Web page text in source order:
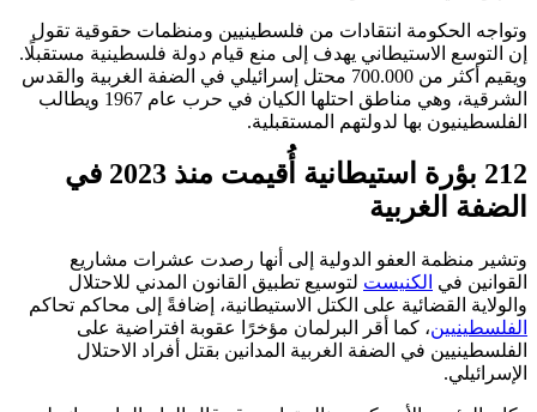
وتواجه الحكومة انتقادات من فلسطينيين ومنظمات حقوقية تقول
إن التوسع الاستيطاني يهدف إلى منع قيام دولة فلسطينية مستقبلًا.
ويقيم أكثر من 700.000 محتل إسرائيلي في الضفة الغربية والقدس
الشرقية، وهي مناطق احتلها الكيان في حرب عام 1967 ويطالب
الفلسطينيون بها لدولتهم المستقبلية.
212 بؤرة استيطانية أُقيمت منذ 2023 في
الضفة الغربية
وتشير منظمة العفو الدولية إلى أنها رصدت عشرات مشاريع
القوانين في الكنيستلتوسيع تطبيق القانون المدني للاحتلال
والولاية القضائية على الكتل الاستيطانية، إضافةً إلى محاكم تحاكم
الفلسطينيين، كما أقر البرلمان مؤخرًا عقوبة افتراضية على
الفلسطينيين في الضفة الغربية المدانين بقتل أفراد الاحتلال
الإسرائيلي.